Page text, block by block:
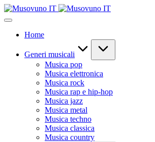
Skip
to
Home
Generi musicali
Musica pop
Musica elettronica
Musica rock
Musica rap e hip-hop
Musica jazz
Musica metal
Musica techno
Musica classica
Musica country